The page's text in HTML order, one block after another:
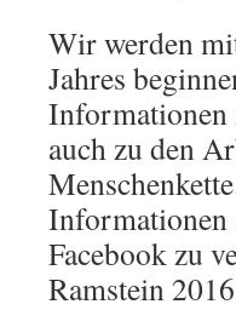
Wir werden
Jahres
Informationen
auch zu den
Informationen
Facebook zu
Ramstein